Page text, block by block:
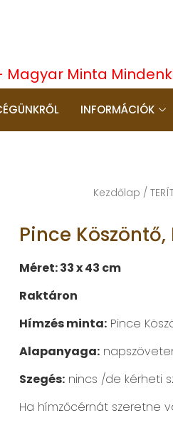
Magyar Minta
INFORMÁCIÓK
Kezdőlap /
Pince
Méret: 33 x 43 cm
Raktáron
Hímzés minta: Pince
Alapanyaga:
Szegés: nincs /de kérheti
Ha hímzőcérnát szeretne